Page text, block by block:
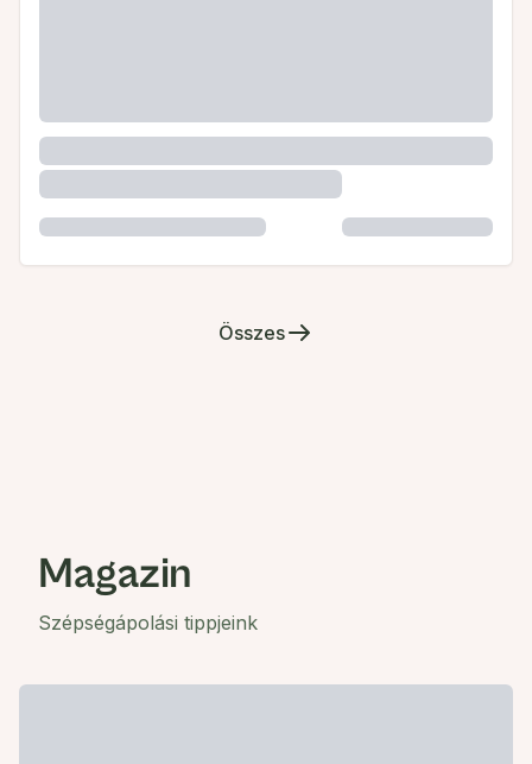
Összes
Magazin
Szépségápolási tippjeink